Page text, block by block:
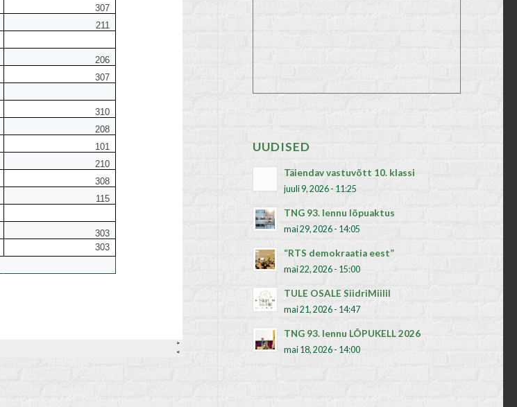
UUDISED
Täiendav vastuvõtt 10. klassi
juuli 9, 2026 - 11:25
TNG 93. lennu lõpuaktus
mai 29, 2026 - 14:05
“RTS demokraatia eest”
mai 22, 2026 - 15:00
TULE OSALE SiidriMiilil
mai 21, 2026 - 14:47
TNG 93. lennu LÕPUKELL 2026
mai 18, 2026 - 14:00